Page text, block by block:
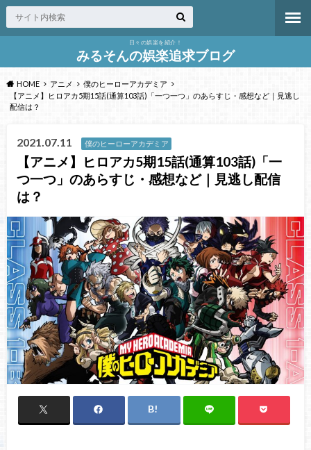
日々の娯楽を紹介！
みるそんの娯楽追求ブログ
HOME アニメ
僕のヒーローアカデミア
【アニメ】ヒロアカ5期15話(通算103話)「一つ一つ」のあらすじ・感想など｜見逃し
配信は？
2021.07.11 僕のヒーローアカデミア
【アニメ】ヒロアカ5期15話(通算103話)「一
つ一つ」のあらすじ・感想など｜見逃し配信
は？